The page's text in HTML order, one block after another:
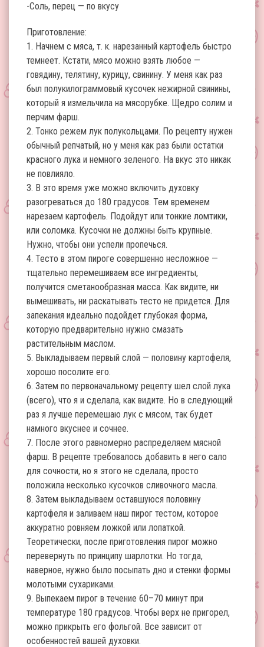
-Соль, перец — по вкусу
Приготовление:
1. Начнем с мяса, т. к. нарезанный картофель быстро
темнеет. Кстати, мясо можно взять любое —
говядину, телятину, курицу, свинину. У меня как раз
был полукилограммовый кусочек нежирной свинины,
который я измельчила на мясорубке. Щедро солим и
перчим фарш.
2. Тонко режем лук полукольцами. По рецепту нужен
обычный репчатый, но у меня как раз были остатки
красного лука и немного зеленого. На вкус это никак
не повлияло.
3. В это время уже можно включить духовку
разогреваться до 180 градусов. Тем временем
нарезаем картофель. Подойдут или тонкие ломтики,
или соломка. Кусочки не должны быть крупные.
Нужно, чтобы они успели пропечься.
4. Тесто в этом пироге совершенно несложное —
тщательно перемешиваем все ингредиенты,
получится сметанообразная масса. Как видите, ни
вымешивать, ни раскатывать тесто не придется. Для
запекания идеально подойдет глубокая форма,
которую предварительно нужно смазать
растительным маслом.
5. Выкладываем первый слой — половину картофеля,
хорошо посолите его.
6. Затем по первоначальному рецепту шел слой лука
(всего), что я и сделала, как видите. Но в следующий
раз я лучше перемешаю лук с мясом, так будет
намного вкуснее и сочнее.
7. После этого равномерно распределяем мясной
фарш. В рецепте требовалось добавить в него сало
для сочности, но я этого не сделала, просто
положила несколько кусочков сливочного масла.
8. Затем выкладываем оставшуюся половину
картофеля и заливаем наш пирог тестом, которое
аккуратно ровняем ложкой или лопаткой.
Теоретически, после приготовления пирог можно
перевернуть по принципу шарлотки. Но тогда,
наверное, нужно было посыпать дно и стенки формы
молотыми сухариками.
9. Выпекаем пирог в течение 60–70 минут при
температуре 180 градусов. Чтобы верх не пригорел,
можно прикрыть его фольгой. Все зависит от
особенностей вашей духовки.